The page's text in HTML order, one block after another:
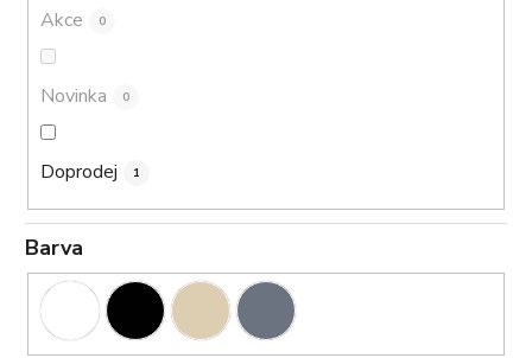
Akce 0
Novinka 0
Doprodej 1
Barva